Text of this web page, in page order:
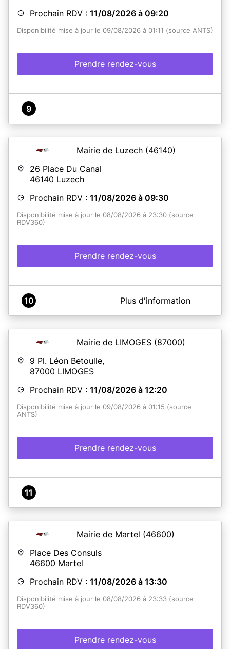
Prochain RDV : 11/08/2026 à 09:20
Disponibilité mise à jour le 09/08/2026 à 01:11 (source ANTS)
Prendre rendez-vous
9
Mairie de Luzech (46140)
26 Place Du Canal
46140 Luzech
Prochain RDV : 11/08/2026 à 09:30
Disponibilité mise à jour le 08/08/2026 à 23:30 (source
RDV360)
Prendre rendez-vous
A propos de Mairie de Luzech - Service CNI Passeports
ATTENTION : AUCUNE REMISE NE SERA EFFECTUÉE LE
MARDI APRES-MIDI NI LE JEUDI TOUTE LA JOURNÉE
ATTENTION !
Il est impératif d'imprimer toutes les
pièces à fourniravantle RDV en Mairie. Si votre dossier
n'est pas complet , nous ne pourrons pas traiter votre
la pré-demande ANTS doit êtreIMPERATIVEMENT
ce service. Merci.
En savoir plus
10 Plus d'information
Mairie de LIMOGES (87000)
9 Pl. Léon Betoulle,
87000 LIMOGES
Prochain RDV : 11/08/2026 à 12:20
Disponibilité mise à jour le 09/08/2026 à 01:15 (source
ANTS)
Prendre rendez-vous
11
Mairie de Martel (46600)
Place Des Consuls
46600 Martel
Prochain RDV : 11/08/2026 à 13:30
Disponibilité mise à jour le 08/08/2026 à 23:33 (source
RDV360)
Prendre rendez-vous